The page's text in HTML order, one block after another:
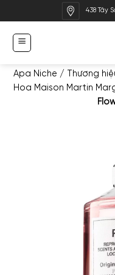
qua
dung
438 Tây
Apa Niche / Thương
Hoa Maison Martin